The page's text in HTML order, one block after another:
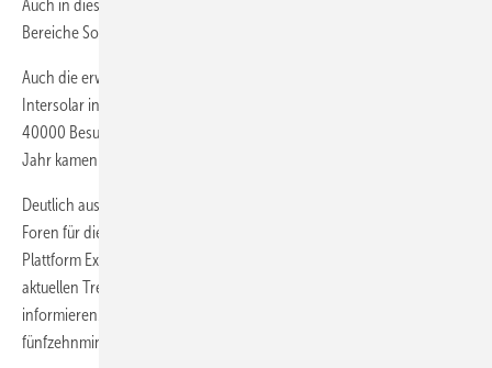
Auch in diesem Jahr gliedern sich die Aussteller wieder in die
Bereiche Solarthermie, Photovoltaik und Solares Bauen auf.
Auch die erwarteten Besucherzahlen spiegeln die Bedeutung der
Intersolar in der Solarbranche wider: Die Veranstalter erwarten über
40000 Besucher aus dem In- und Ausland in München (im letzten
Jahr kamen rund 32000 Besucher nach Freiburg ).
Deutlich ausgebaut wird in diesem Jahr die Neuheitenbörse: In zwei
Foren für die Themen Solarthermie und Photovoltaik bietet die
Plattform Experten die Möglichkeit, sich einen Überblick über die
aktuellen Trends und die neuen Produkte der Solarbranche zu
informieren. Die Aussteller der Fachmesse stellen in jeweils
fünfzehnminütigen Vorträgen ihre Neuheiten vor.